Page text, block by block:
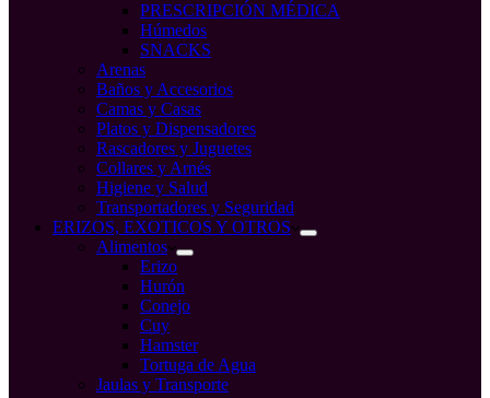
PRESCRIPCIÓN MÉDICA
Húmedos
SNACKS
Arenas
Baños y Accesorios
Camas y Casas
Platos y Dispensadores
Rascadores y Juguetes
Collares y Arnés
Higiene y Salud
Transportadores y Seguridad
ERIZOS, EXOTICOS Y OTROS
Alimentos
Erizo
Hurón
Conejo
Cuy
Hamster
Tortuga de Agua
Jaulas y Transporte